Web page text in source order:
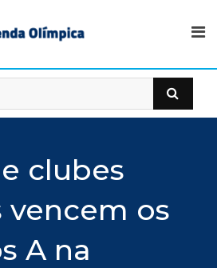
clubes
vencem os
A na